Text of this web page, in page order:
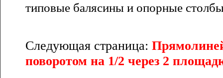
типовые балясины и опорные
Следующая страница:
поворотом на 1/2 через 2